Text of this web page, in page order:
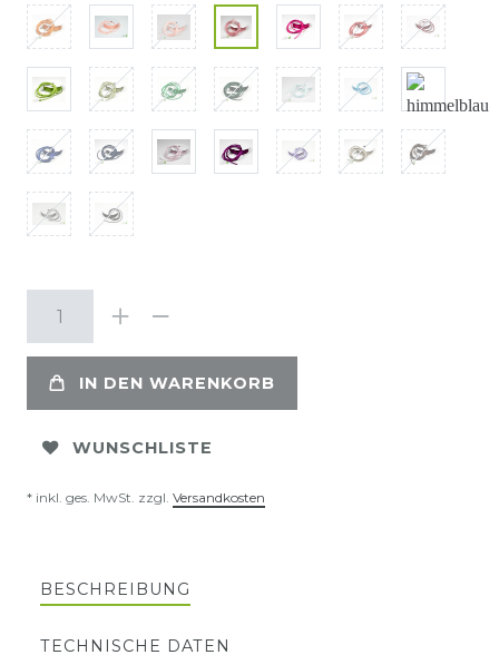
IN DEN WARENKORB
WUNSCHLISTE
* inkl. ges. MwSt. zzgl. Versandkosten
BESCHREIBUNG
TECHNISCHE DATEN